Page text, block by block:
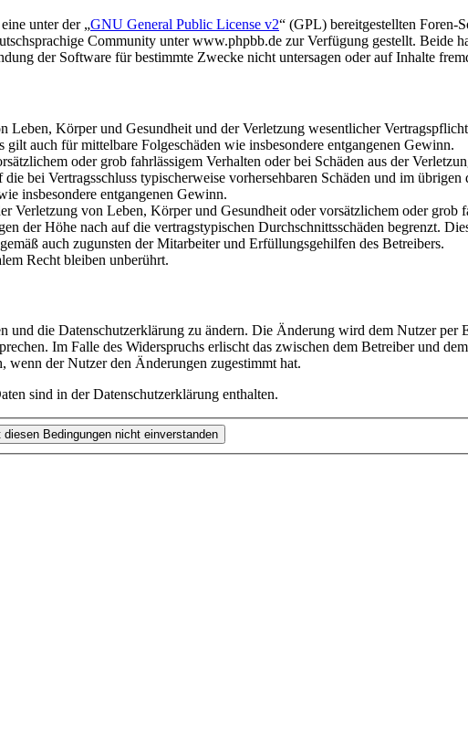
unter der „GNU General Public License v2“ (GPL) bereitgestellten
Community unter www.phpbb.de zur Verfügung gestellt. Beide
der Software für bestimmte Zwecke nicht untersagen oder auf Inhalte
Leben, Körper und Gesundheit und der Verletzung wesentlicher
auch für mittelbare Folgeschäden wie insbesondere entgangenen Gewinn.
oder grob fahrlässigem Verhalten oder bei Schäden aus der
bei Vertragsschluss typischerweise vorhersehbaren Schäden und im
insbesondere entgangenen Gewinn.
Verletzung von Leben, Körper und Gesundheit oder vorsätzlichem oder grob
der Höhe nach auf die vertragstypischen Durchschnittsschäden begrenzt.
auch zugunsten der Mitarbeiter und Erfüllungsgehilfen des Betreibers.
Recht bleiben unberührt.
und die Datenschutzerklärung zu ändern. Die Änderung wird dem Nutzer per
Im Falle des Widerspruchs erlischt das zwischen dem Betreiber und
der Nutzer den Änderungen zugestimmt hat.
sind in der Datenschutzerklärung enthalten.